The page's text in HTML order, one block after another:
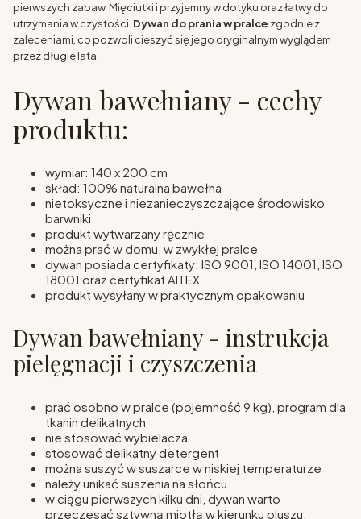
pierwszych zabaw. Mięciutki i przyjemny w dotyku oraz łatwy do
utrzymania w czystości. Dywan do prania w pralce zgodnie z
zaleceniami, co pozwoli cieszyć się jego oryginalnym wyglądem
przez długie lata.
Dywan bawełniany - cechy
produktu:
wymiar: 140 x 200 cm
skład: 100% naturalna bawełna
nietoksyczne i niezanieczyszczające środowisko
barwniki
produkt wytwarzany ręcznie
można prać w domu, w zwykłej pralce
dywan posiada certyfikaty: ISO 9001, ISO 14001, ISO
18001 oraz certyfikat AITEX
produkt wysyłany w praktycznym opakowaniu
Dywan bawełniany - instrukcja
pielęgnacji i czyszczenia
prać osobno w pralce (pojemność 9 kg), program dla
tkanin delikatnych
nie stosować wybielacza
stosować delikatny detergent
można suszyć w suszarce w niskiej temperaturze
należy unikać suszenia na słońcu
w ciągu pierwszych kilku dni, dywan warto
przeczesać sztywną miotłą w kierunku pluszu,